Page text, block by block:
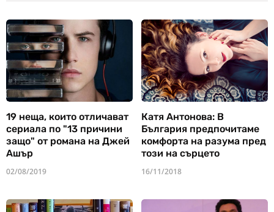
19 неща, които отличават
сериала по "13 причини
защо" от романа на Джей
Ашър
02/08/2019
Катя Антонова: В
България предпочитаме
комфорта на разума пред
този на сърцето
16/11/2018